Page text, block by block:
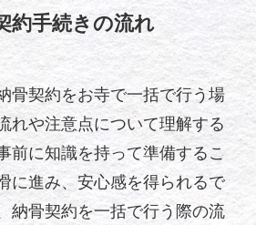
約手続きの流れ
骨契約をお寺で一括で行う場
れや注意点について理解する
前に知識を持って準備するこ
に進み、安心感を得られるで
納骨契約を一括で行う際の流